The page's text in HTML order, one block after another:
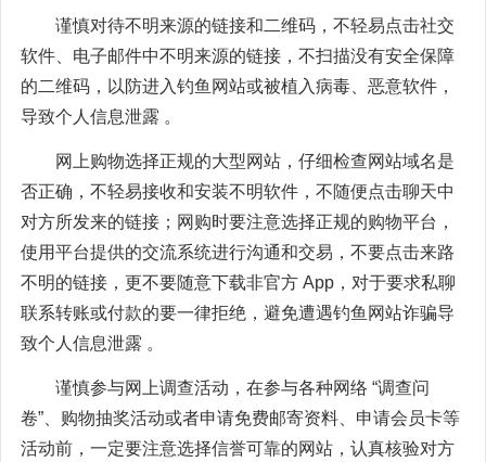
谨慎对待不明来源的链接和二维码，不轻易点击社交
软件、电子邮件中不明来源的链接，不扫描没有安全保障
的二维码，以防进入钓鱼网站或被植入病毒、恶意软件，
导致个人信息泄露 。
网上购物选择正规的大型网站，仔细检查网站域名是
否正确，不轻易接收和安装不明软件，不随便点击聊天中
对方所发来的链接；网购时要注意选择正规的购物平台，
使用平台提供的交流系统进行沟通和交易，不要点击来路
不明的链接，更不要随意下载非官方 App，对于要求私聊
联系转账或付款的要一律拒绝，避免遭遇钓鱼网站诈骗导
致个人信息泄露 。
谨慎参与网上调查活动，在参与各种网络 “调查问
卷”、购物抽奖活动或者申请免费邮寄资料、申请会员卡等
活动前，一定要注意选择信誉可靠的网站，认真核验对方